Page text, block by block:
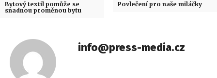
Bytový textil pomůže se
snadnou proměnou bytu
Povlečení pro naše miláčky
info@press-media.cz